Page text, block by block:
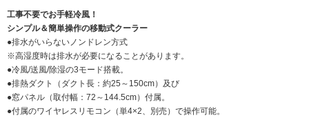
工事不要でお手軽冷風！
シンプル＆簡単操作の移動式クーラー
●排水がいらないノンドレン方式
※高湿度時は排水が必要になることがあります。
●冷風/送風/除湿の3モード搭載。
●排熱ダクト（ダクト長：約25～150cm）及び
●窓パネル（取付幅：72～144.5cm）付属。
●付属のワイヤレスリモコン（単4×2、別売）で操作可能。